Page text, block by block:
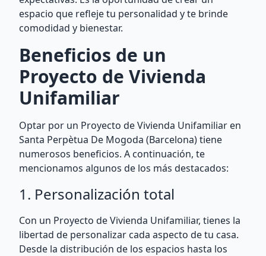
espacio que refleje tu personalidad y te brinde
comodidad y bienestar.
Beneficios de un
Proyecto de Vivienda
Unifamiliar
Optar por un Proyecto de Vivienda Unifamiliar en
Santa Perpètua De Mogoda (Barcelona) tiene
numerosos beneficios. A continuación, te
mencionamos algunos de los más destacados:
1. Personalización total
Con un Proyecto de Vivienda Unifamiliar, tienes la
libertad de personalizar cada aspecto de tu casa.
Desde la distribución de los espacios hasta los